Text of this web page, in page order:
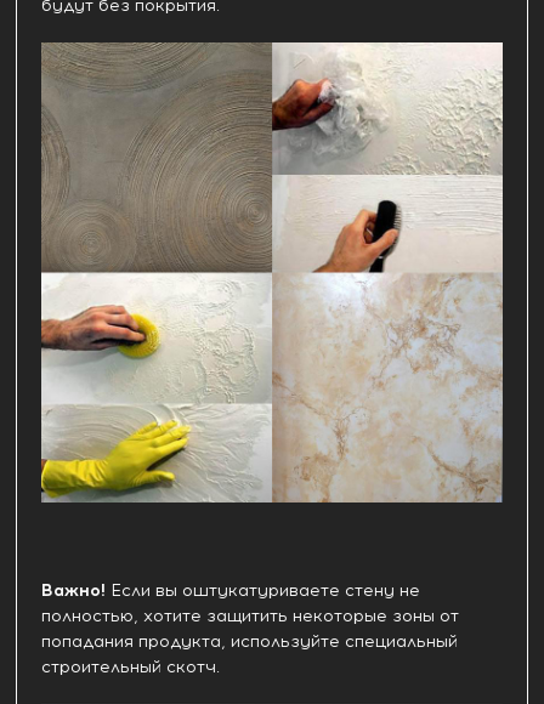
будут без покрытия.
Важно! Если вы оштукатуриваете стену не
полностью, хотите защитить некоторые зоны от
попадания продукта, используйте специальный
строительный скотч.